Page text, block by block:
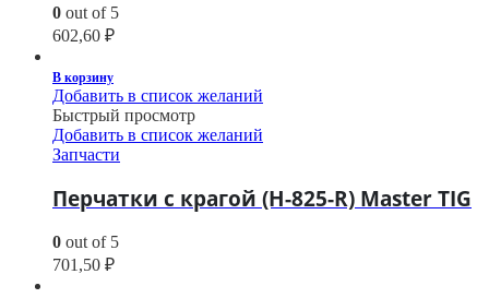
0 out of 5
602,60 ₽
В корзину
Добавить в список желаний
Быстрый просмотр
Добавить в список желаний
Запчасти
Перчатки с крагой (H-825-R) Master TIG
0 out of 5
701,50 ₽